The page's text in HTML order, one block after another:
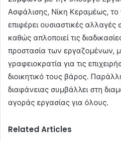
Ασφάλισης, Νίκη Κεραμέως, το
επιφέρει ουσιαστικές
καθώς απλοποιεί τις
προστασία των εργαζομένων,
γραφειοκρατία για τις
διοικητικό τους βάρος.
διαφάνειας συμβάλλει στη
αγοράς εργασίας για όλους.
Related Articles